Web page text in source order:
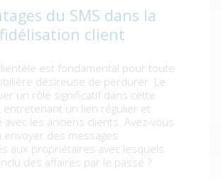
du SMS dans la
fidélisation client
est fondamental pour toute
désireuse de perdurer. Le
un rôle significatif dans cette
entretenant un lien régulier et
les anciens clients. Avez-vous
envoyer des messages
aux propriétaires avec lesquels
des affaires par le passé ?